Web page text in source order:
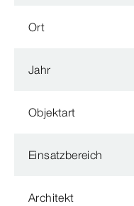
Ort
Jahr
Objektart
Einsatzbereich
Architekt